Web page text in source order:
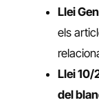
Llei
els
Llei 10/
del